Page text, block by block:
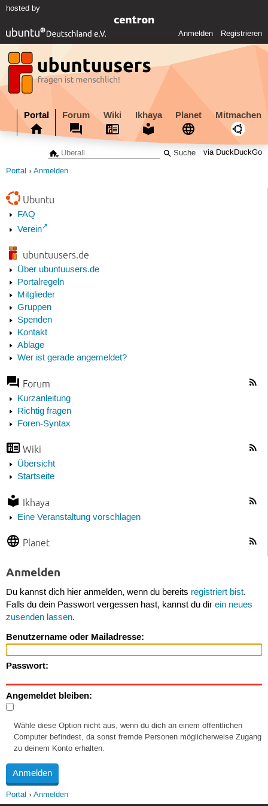
hosted by
Anmelden Registrieren
Portal Forum Wiki Ikhaya Planet Mitmachen
via DuckDuckGo
Portal Anmelden
Ubuntu
FAQ
Verein
ubuntuusers.de
Über ubuntuusers.de
Portalregeln
Mitglieder
Gruppen
Spenden
Kontakt
Ablage
Wer ist gerade angemeldet?
Forum
Kurzanleitung
Richtig fragen
Foren-Syntax
Wiki
Übersicht
Startseite
Ikhaya
Eine Veranstaltung vorschlagen
Planet
Anmelden
Du kannst dich hier anmelden, wenn du bereits registriert bist.
Falls du dein Passwort vergessen hast, kannst du dir ein neues
zusenden lassen.
Benutzername oder Mailadresse:
Passwort:
Angemeldet bleiben:
Wähle diese Option nicht aus, wenn du dich an einem öffentlichen
Computer befindest, da sonst fremde Personen möglicherweise Zugang
zu deinem Konto erhalten.
Portal Anmelden